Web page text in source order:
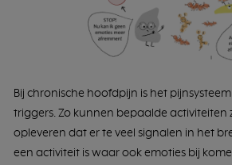
Bij chronische hoofdpijn is het
triggers. Zo kunnen bepaalde activiteiten
opleveren dat er te veel signalen in het
een activiteit is waar ook emoties bij